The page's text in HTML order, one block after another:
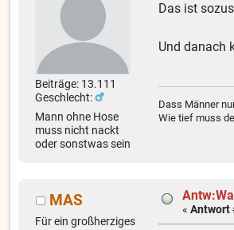
Beiträge: 13.111
Geschlecht:
Mann ohne Hose
muss nicht nackt
oder sonstwas sein
Das ist
Und danach
Dass Männer
Wie tief muss
MAS
Für ein großherziges
«Antwort